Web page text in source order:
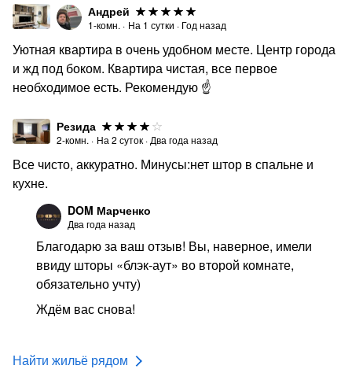
Андрей
1-комн. · На 1 сутки · Год назад
Уютная квартира в очень удобном месте. Центр города
и жд под боком. Квартира чистая, все первое
необходимое есть. Рекомендую ☝️
Резида
2-комн. · На 2 суток · Два года назад
Все чисто, аккуратно. Минусы:нет штор в спальне и
кухне.
DOM Марченко
Два года назад
Благодарю за ваш отзыв! Вы, наверное, имели
ввиду шторы «блэк-аут» во второй комнате,
обязательно учту)
Ждём вас снова!
Найти жильё рядом